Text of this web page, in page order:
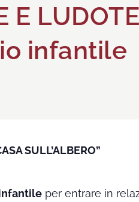
infantile
SULL’ALBERO”
per entrare in